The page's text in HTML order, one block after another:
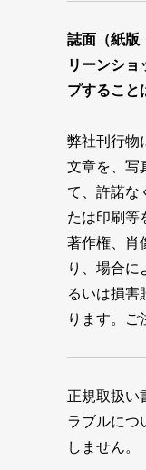
誌面（紙版
リーンショ
プすること
弊社刊行物
文章を、写
て、許諾な
たは印刷等
著作権、肖
り、場合に
るいは損害
ります。ご
正規取扱い
ラブルにつ
しません。